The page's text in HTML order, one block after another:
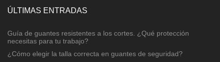
ÚLTIMAS ENTRADAS
Guía de guantes resistentes a los cortes. ¿Qué protección
necesitas para tu trabajo?
¿Cómo elegir la talla correcta en guantes de seguridad?